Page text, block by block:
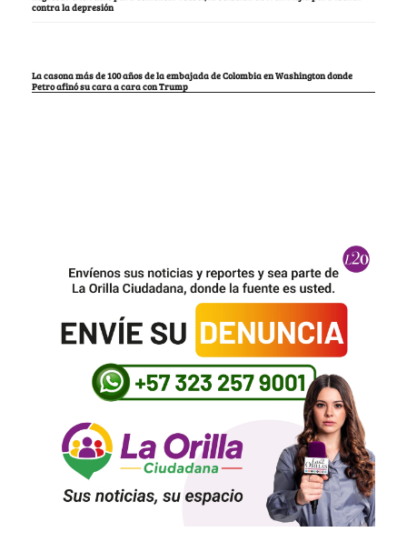
contra la depresión
La casona más de 100 años de la embajada de Colombia en Washington donde
Petro afinó su cara a cara con Trump